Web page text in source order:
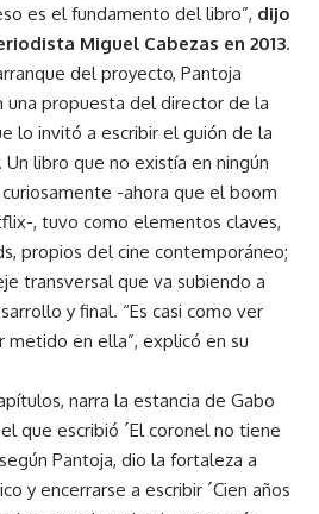
es el fundamento del libro”, dijo
Miguel Cabezas en 2013.
del proyecto, Pantoja
una propuesta del director de la
lo invitó a escribir el guión de la
libro que no existía en ningún
-ahora que el boom
, tuvo como elementos claves,
propios del cine contemporáneo;
transversal que va subiendo a
y final. “Es casi como ver
metido en ella”, explicó en su
narra la estancia de Gabo
que escribió ´El coronel no tiene
Pantoja, dio la fortaleza a
y encerrarse a escribir ´Cien años